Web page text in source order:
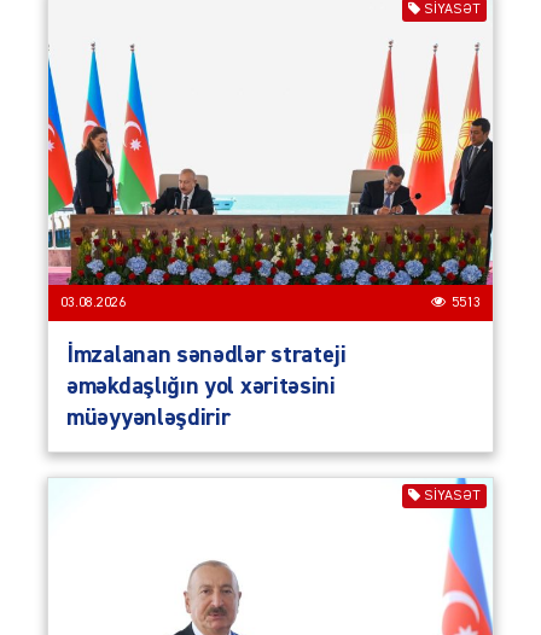
SIYASƏT
03.08.2026 5513
İmzalanan sənədlər strateji
əməkdaşlığın yol xəritəsini
müəyyənləşdirir
SIYASƏT